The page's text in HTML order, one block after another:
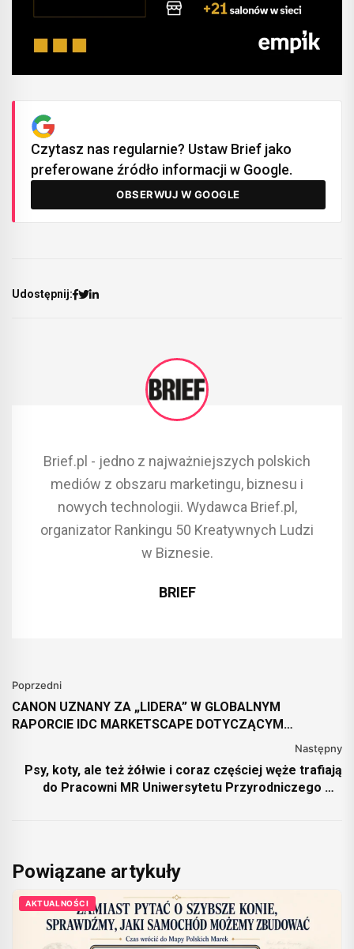
Czytasz nas regularnie? Ustaw Brief jako
preferowane źródło informacji w Google.
OBSERWUJ W GOOGLE
Udostępnij:
Brief.pl - jedno z najważniejszych polskich
mediów z obszaru marketingu, biznesu i
nowych technologii. Wydawca Brief.pl,
organizator Rankingu 50 Kreatywnych Ludzi
w Biznesie.
BRIEF
Poprzedni
CANON UZNANY ZA „LIDERA” W GLOBALNYM
RAPORCIE IDC MARKETSCAPE DOTYCZĄCYM
ROZWIĄZAŃ I USŁUG BEZPIECZEŃSTWA DRUKUNastępny
Psy, koty, ale też żółwie i coraz częściej węże trafiają
do Pracowni MR Uniwersytetu Przyrodniczego we
Powiązane artykuły
AKTUALNOŚCI